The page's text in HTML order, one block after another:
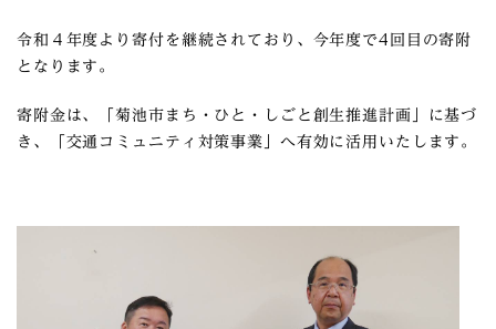
令和４年度より寄付を継続されており、今年度で4回目の寄附
となります。
寄附金は、「菊池市まち・ひと・しごと創生推進計画」に基づ
き、「交通コミュニティ対策事業」へ有効に活用いたします。